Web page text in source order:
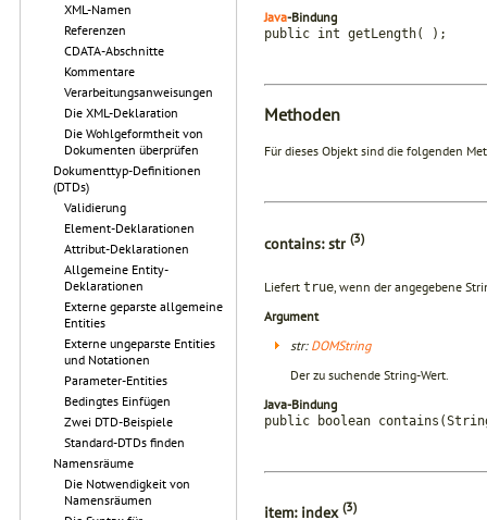
XML-Namen
Referenzen
CDATA-Abschnitte
Kommentare
Verarbeitungsanweisungen
Die XML-Deklaration
Die Wohlgeformtheit von
Dokumenten überprüfen
Dokumenttyp-Definitionen
(DTDs)
Validierung
Element-Deklarationen
Attribut-Deklarationen
Allgemeine Entity-
Deklarationen
Externe geparste allgemeine
Entities
Externe ungeparste Entities
und Notationen
Parameter-Entities
Bedingtes Einfügen
Zwei DTD-Beispiele
Standard-DTDs finden
Namensräume
Die Notwendigkeit von
Namensräumen
Java-Bindung
public int getLength( );
Methoden
Für dieses Objekt sind die folgenden
contains: str (3)
Liefert true , wenn der angegebene
Argument
str: DOMString
Der zu suchende String-Wert.
Java-Bindung
public boolean
item: index (3)